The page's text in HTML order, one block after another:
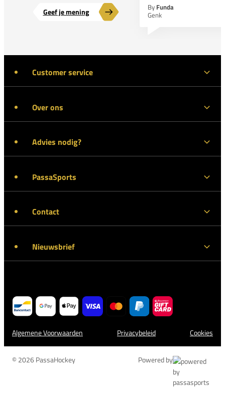
Geef je mening
By Funda
Genk
Customer service
Over ons
Advies nodig?
PassaSports
Contact
Nieuwsbrief
Algemene Voorwaarden Privacybeleid Cookies
© 2026 PassaHockey Powered by